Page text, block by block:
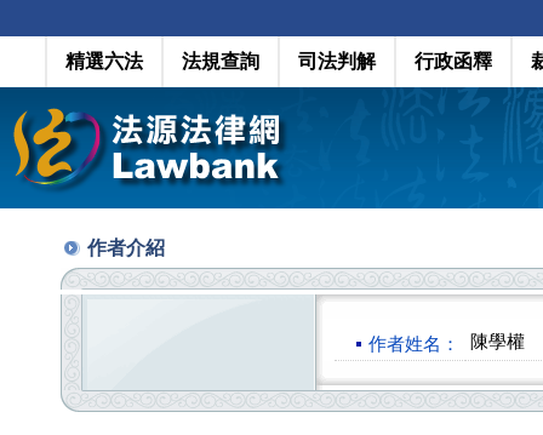
精選六法 法規查詢 司法判解 行政函釋
作者介紹
作者姓名： 陳學權